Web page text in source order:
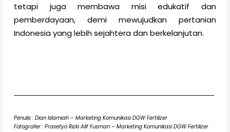
tetapi juga membawa misi edukatif dan
pemberdayaan, demi mewujudkan pertanian
Indonesia yang lebih sejahtera dan berkelanjutan.
Penulis : Dian Islamiah – Marketing Komunikasi DGW Fertilizer
Fotografer : Prasetyo Rizki Alif Yusman – Marketing Komunikasi DGW Fertilizer